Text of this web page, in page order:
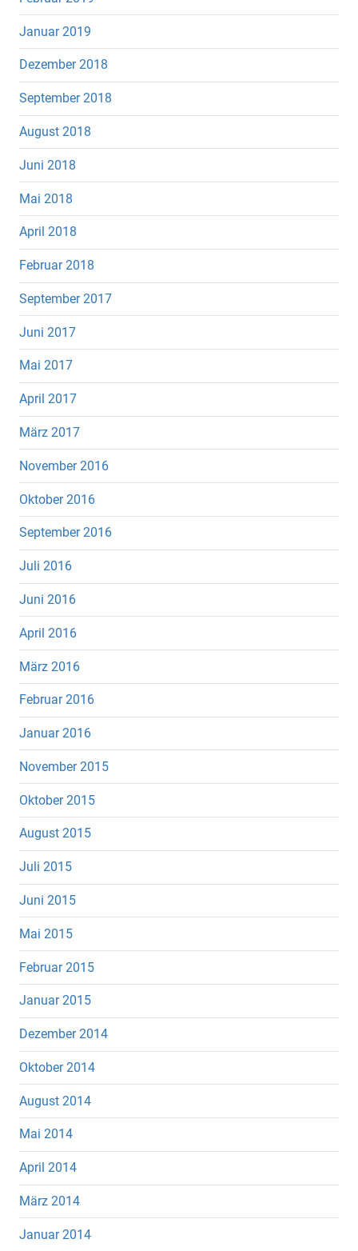
Januar 2019
Dezember 2018
September 2018
August 2018
Juni 2018
Mai 2018
April 2018
Februar 2018
September 2017
Juni 2017
Mai 2017
April 2017
März 2017
November 2016
Oktober 2016
September 2016
Juli 2016
Juni 2016
April 2016
März 2016
Februar 2016
Januar 2016
November 2015
Oktober 2015
August 2015
Juli 2015
Juni 2015
Mai 2015
Februar 2015
Januar 2015
Dezember 2014
Oktober 2014
August 2014
Mai 2014
April 2014
März 2014
Januar 2014